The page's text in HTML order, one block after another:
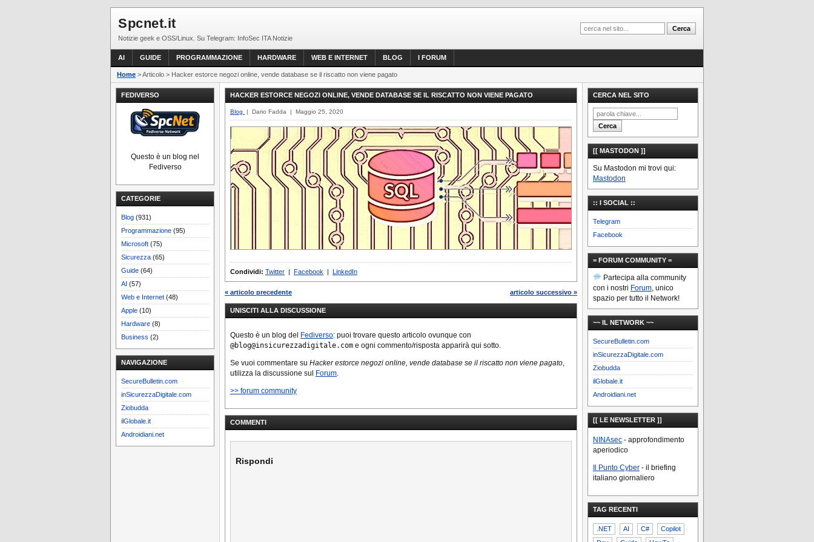
Spcnet.it
Notizie geek e OSS/Linux. Su Telegram: InfoSec ITA Notizie
AI GUIDE PROGRAMMAZIONE HARDWARE WEB E INTERNET BLOG I FORUM
Home > Articolo > Hacker estorce negozi online, vende database se il riscatto non viene pagato
FEDIVERSO
Questo è un blog nel
Fediverso
CATEGORIE
Blog (931)
Programmazione (95)
Microsoft (75)
Sicurezza (65)
Guide (64)
AI (57)
Web e Internet (48)
Apple (10)
Hardware (8)
Business (2)
NAVIGAZIONE
SecureBulletin.com
inSicurezzaDigitale.com
Ziobudda
ilGlobale.it
Androidiani.net
HACKER ESTORCE NEGOZI ONLINE, VENDE DATABASE SE IL RISCATTO NON VIENE PAGATO
Blog | Dario Fadda | Maggio 25, 2020
Condividi: Twitter | Facebook | LinkedIn
« articolo precedente articolo successivo »
UNISCITI ALLA DISCUSSIONE
Questo è un blog del Fediverso: puoi trovare questo articolo ovunque con
@blog@insicurezzadigitale.com e ogni commento/risposta apparirà qui sotto.
Se vuoi commentare su Hacker estorce negozi online, vende database se il riscatto non viene pagato,
utilizza la discussione sul
Forum.
>> forum community
COMMENTI
Rispondi
CERCA NEL SITO
[[ MASTODON ]]
Su Mastodon mi trovi qui:
Mastodon
:: I SOCIAL ::
Telegram
Facebook
= FORUM COMMUNITY =
Partecipa alla community
con i nostri Forum, unico
spazio per tutto il Network!
~~ IL NETWORK ~~
SecureBulletin.com
inSicurezzaDigitale.com
Ziobudda
ilGlobale.it
Androidiani.net
[[ LE NEWSLETTER ]]
NINAsec - approfondimento
aperiodico
Il Punto Cyber - il briefing
italiano giornaliero
TAG RECENTI
.NET AI C#
Copilot